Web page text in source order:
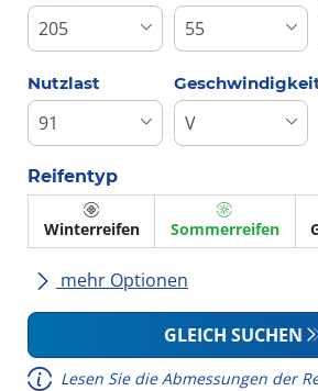
Nutzlast
Reifentyp
Winterreifen Sommerreifen
mehr Optionen
Alle Marken
GLEICH SUCHEN
Lesen Sie die Abmessungen der